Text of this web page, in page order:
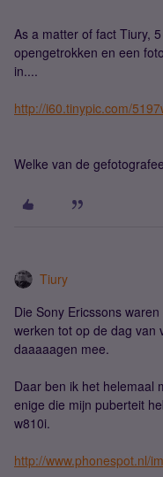
As a matter of fact Tiury,
opengetrokken en een
in....
http://i60.tinypic.com/
Welke van de
Tiury
Die Sony Ericssons
werken tot op de dag van
daaaaagen mee.
Daar ben ik het helemaal
enige die mijn puberteit
w810i.
http://www.phonespot.nl/